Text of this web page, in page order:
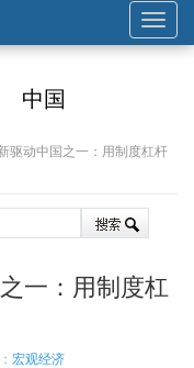
展
开
导
中国
驱动中国之一：用制度杠杆
一：用制度杠
宏观经济